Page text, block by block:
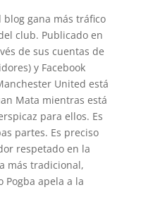
gana más tráfico
club. Publicado en
de sus cuentas de
y Facebook
United está
Mata mientras está
para ellos. Es
partes. Es preciso
respetado en la
más tradicional,
Pogba apela a la